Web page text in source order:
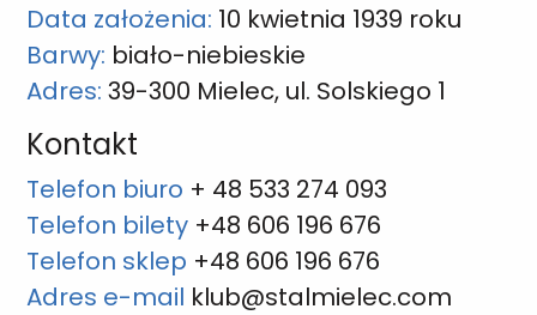
Data założenia: 10 kwietnia 1939 roku
Barwy: biało-niebieskie
Adres: 39-300 Mielec, ul. Solskiego 1
Kontakt
Telefon biuro + 48 533 274 093
Telefon bilety +48 606 196 676
Telefon sklep +48 606 196 676
Adres e-mail klub@stalmielec.com